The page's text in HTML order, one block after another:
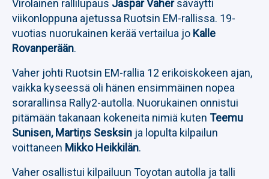
Virolainen rallilupaus Jaspar Vahersäväytti
viikonloppuna ajetussa Ruotsin EM-rallissa. 19-
vuotias nuorukainen kerää vertailua jo Kalle
Rovanperään.
Vaher johti Ruotsin EM-rallia 12 erikoiskokeen ajan,
vaikka kyseessä oli hänen ensimmäinen nopea
sorarallinsa Rally2-autolla. Nuorukainen onnistui
pitämään takanaan kokeneita nimiä kuten Teemu
Sunisen, Martiņs Sesksin ja lopulta kilpailun
voittaneen Mikko Heikkilän.
Vaher osallistui kilpailuun Toyotan autolla ja talli